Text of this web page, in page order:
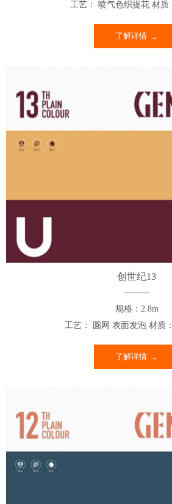
工艺： 喷气色织提花 材质
了解详情
创世纪13
规格：2.8m
工艺： 圆网 表面发泡 材质
了解详情